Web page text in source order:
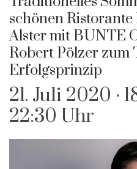
schönen
Alster mit BUNTE
Robert Pölzer zum
Erfolgsprinzip
21. Juli 2020 ·
22:30 Uhr